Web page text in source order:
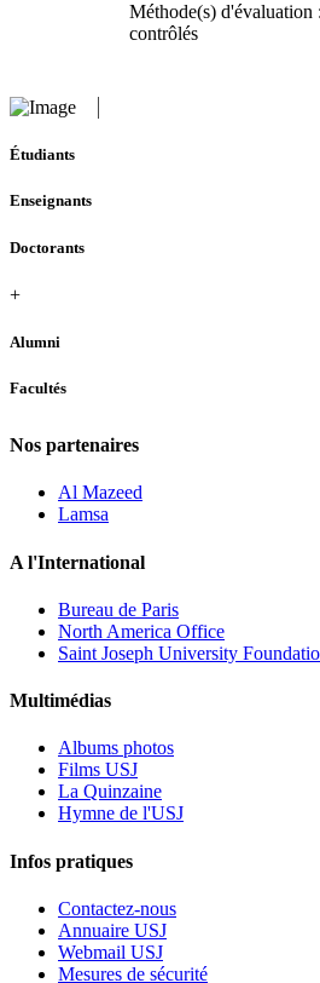
Méthode(s) d'évaluation
contrôlés
Étudiants
Enseignants
Doctorants
+
Alumni
Facultés
Nos partenaires
Al Mazeed
Lamsa
A l'International
Bureau de Paris
North America Office
Saint Joseph University
Multimédias
Albums photos
Films USJ
La Quinzaine
Hymne de l'USJ
Infos pratiques
Contactez-nous
Annuaire USJ
Webmail USJ
Mesures de sécurité